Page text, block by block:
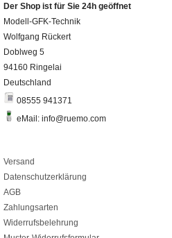
Der Shop ist für Sie 24h geöffnet
Modell-GFK-Technik
Wolfgang Rückert
Doblweg 5
94160 Ringelai
Deutschland
08555 941371
eMail: info@ruemo.com
Versand
Datenschutzerklärung
AGB
Zahlungsarten
Widerrufsbelehrung